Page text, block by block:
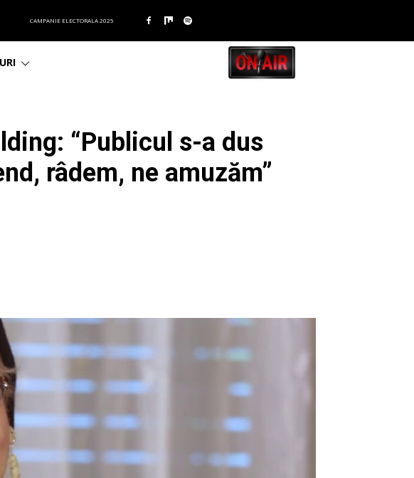
CAMPANIE ELECTORALA 2025
“Publicul s-a dus
râdem, ne amuzăm”